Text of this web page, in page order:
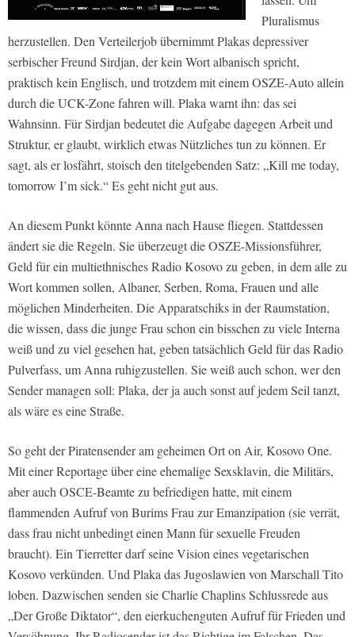
Pluralismus
herzustellen. Den Verteilerjob übernimmt Plakas depressiver
serbischer Freund Sirdjan, der kein Wort albanisch spricht,
praktisch kein Englisch, und trotzdem mit einem OSZE-Auto allein
durch die UCK-Zone fahren will. Plaka warnt ihn: das sei
Wahnsinn. Für Sirdjan bedeutet die Aufgabe dagegen Arbeit und
Struktur, er glaubt, wirklich etwas Nützliches tun zu können. Er
sagt, als er losfährt, stoisch den titelgebenden Satz: „Kill me today,
tomorrow I’m sick.“ Es geht nicht gut aus.
An diesem Punkt könnte Anna nach Hause fliegen. Stattdessen
ändert sie die Regeln. Sie überzeugt die OSZE-Missionsführer,
Geld für ein multiethnisches Radio Kosovo zu geben, in dem alle zu
Wort kommen sollen, Albaner, Serben, Roma, Frauen und alle
möglichen Minderheiten. Die Apparatschiks in der Raumstation,
die wissen, dass die junge Frau schon ein bisschen zu viele Interna
weiß und zu viel gesehen hat, geben tatsächlich Geld für das Radio
Pulverfass, um Anna ruhigzustellen. Sie weiß auch schon, wer den
Sender managen soll: Plaka, der ja auch sonst auf jedem Seil tanzt,
als wäre es eine Straße.
So geht der Piratensender am geheimen Ort on Air, Kosovo One.
Mit einer Reportage über eine ehemalige Sexsklavin, die Militärs,
aber auch OSCE-Beamte zu befriedigen hatte, mit einem
flammenden Aufruf von Burims Frau zur Emanzipation (sie verrät,
dass frau nicht unbedingt einen Mann für sexuelle Freuden
braucht). Ein Tierretter darf seine Vision eines vegetarischen
Kosovo verkünden. Und Plaka das Jugoslawien von Marschall Tito
loben. Dazwischen senden sie Charlie Chaplins Schlussrede aus
„Der Große Diktator“, den eierkuchenguten Aufruf für Frieden und